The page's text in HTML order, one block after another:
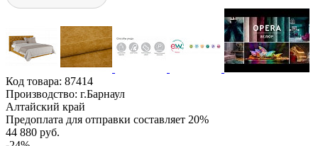
Код товара: 87414
Производство: г.Барнаул
Алтайский край
Предоплата для отправки составляет 20%
44 880 руб.